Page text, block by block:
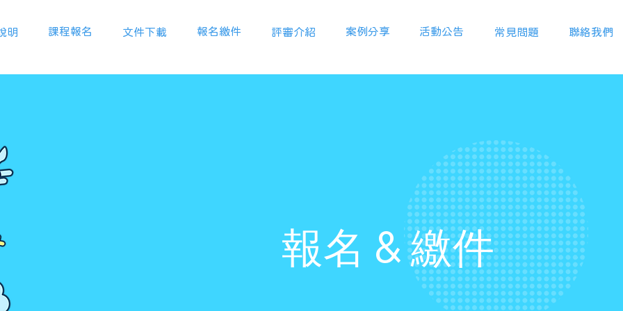
活動公告
明 課程報名 文件下載 報名繳件 評審介紹 案例分享 常見問題 聯絡我們
報名 &繳件